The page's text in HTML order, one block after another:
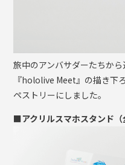
旅中のアンバサダーたちか
『hololive Meet』の描き下
ペストリーにしました。
■アクリルスマホスタンド（